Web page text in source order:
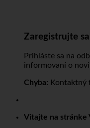
Zaregistrujte sa
Prihláste sa na
informovaní o
Chyba: Kontaktný
Vitajte na stránke